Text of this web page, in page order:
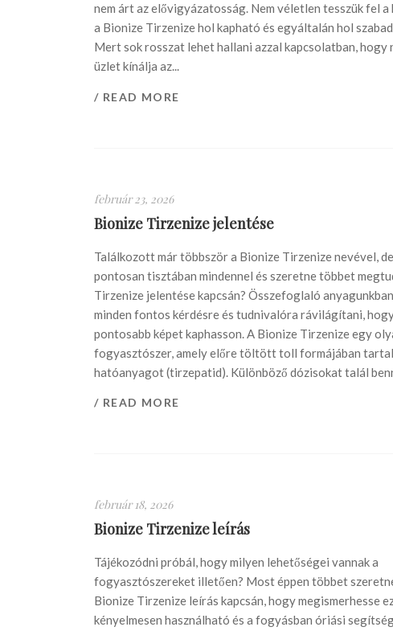
nem árt az elővigyázatosság. Nem véletlen tesszük fel
a Bionize Tirzenize hol kapható és egyáltalán hol
Mert sok rosszat lehet hallani azzal kapcsolatban, hogy
üzlet kínálja az...
/ READ MORE
február 23, 2026
Bionize Tirzenize jelentése
Találkozott már többször a Bionize Tirzenize nevével,
pontosan tisztában mindennel és szeretne többet
Tirzenize jelentése kapcsán? Összefoglaló
minden fontos kérdésre és tudnivalóra rávilágítani,
pontosabb képet kaphasson. A Bionize Tirzenize egy
fogyasztószer, amely előre töltött toll formájában
hatóanyagot (tirzepatid). Különböző dózisokat talál
/ READ MORE
február 18, 2026
Bionize Tirzenize leírás
Tájékozódni próbál, hogy milyen lehetőségei vannak a
fogyasztószereket illetően? Most éppen többet
Bionize Tirzenize leírás kapcsán, hogy megismerhesse
kényelmesen használható és a fogyásban óriási